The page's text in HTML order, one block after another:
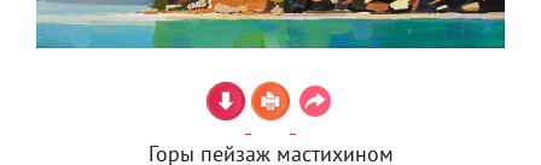
Горы пейзаж мастихином